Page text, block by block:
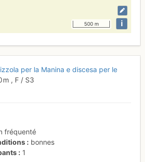
500 m i
per la Manina e discesa per le
m , F / S3
fréquenté
bonnes
1